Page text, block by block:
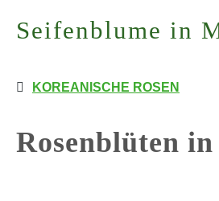
Seifenblume in
KOREANISCHE ROSEN
Rosenblüten